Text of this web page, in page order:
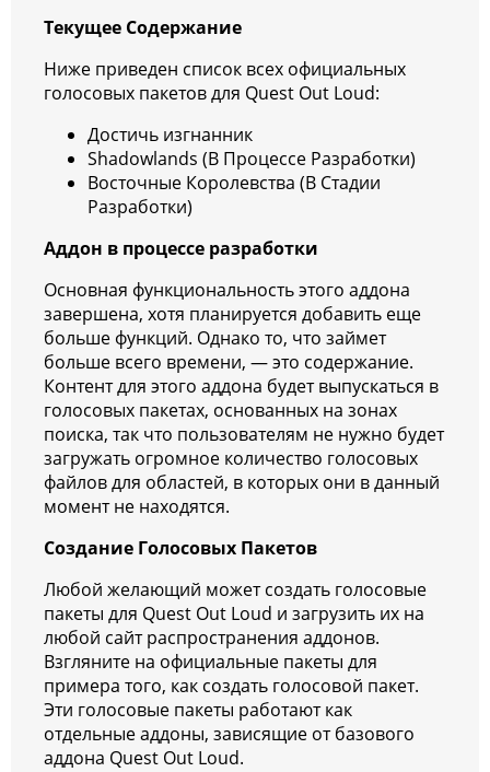
Текущее Содержание
Ниже приведен список всех официальных
голосовых пакетов для Quest Out Loud:
Достичь изгнанник
Shadowlands (В Процессе Разработки)
Восточные Королевства (В Стадии
Разработки)
Аддон в процессе разработки
Основная функциональность этого аддона
завершена, хотя планируется добавить еще
больше функций. Однако то, что займет
больше всего времени, — это содержание.
Контент для этого аддона будет выпускаться в
голосовых пакетах, основанных на зонах
поиска, так что пользователям не нужно будет
загружать огромное количество голосовых
файлов для областей, в которых они в данный
момент не находятся.
Создание Голосовых Пакетов
Любой желающий может создать голосовые
пакеты для Quest Out Loud и загрузить их на
любой сайт распространения аддонов.
Взгляните на официальные пакеты для
примера того, как создать голосовой пакет.
Эти голосовые пакеты работают как
отдельные аддоны, зависящие от базового
аддона Quest Out Loud.